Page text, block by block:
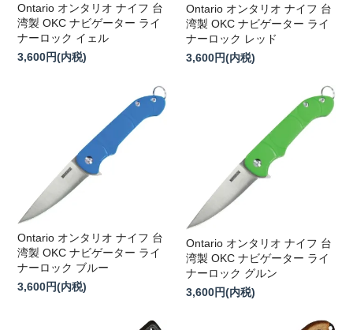
Ontario オンタリオ ナイフ 台
湾製 OKC ナビゲーター ライ
ナーロック イェル
3,600円(内税)
Ontario オンタリオ ナイフ 台
湾製 OKC ナビゲーター ライ
ナーロック レッド
3,600円(内税)
Ontario オンタリオ ナイフ 台
湾製 OKC ナビゲーター ライ
ナーロック ブルー
3,600円(内税)
Ontario オンタリオ ナイフ 台
湾製 OKC ナビゲーター ライ
ナーロック グルン
3,600円(内税)